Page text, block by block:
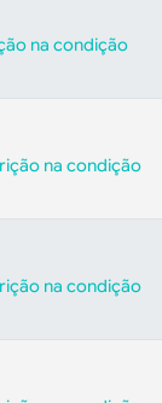
na condição
na condição
na condição